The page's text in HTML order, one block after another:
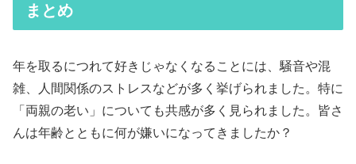
まとめ
年を取るにつれて好きじゃなくなることには、騒音や混
雑、人間関係のストレスなどが多く挙げられました。特に
「両親の老い」についても共感が多く見られました。皆さ
んは年齢とともに何が嫌いになってきましたか？